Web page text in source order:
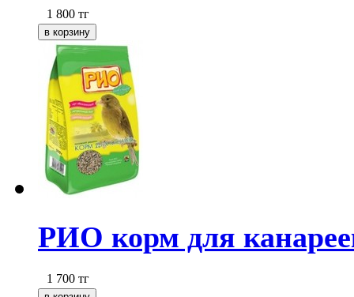
1 800 тг
РИО корм для
1 700 тг